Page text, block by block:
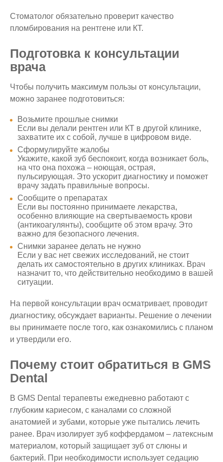
Стоматолог обязательно проверит качество
пломбирования на рентгене или КТ.
Подготовка к консультации
врача
Чтобы получить максимум пользы от консультации,
можно заранее подготовиться:
Возьмите прошлые снимки
Если вы делали рентген или КТ в другой клинике,
захватите их с собой, лучше в цифровом виде.
Сформулируйте жалобы
Укажите, какой зуб беспокоит, когда возникает боль,
на что она похожа – ноющая, острая,
пульсирующая. Это ускорит диагностику и поможет
врачу задать правильные вопросы.
Сообщите о препаратах
Если вы постоянно принимаете лекарства,
особенно влияющие на свертываемость крови
(антикоагулянты), сообщите об этом врачу. Это
важно для безопасного лечения.
Снимки заранее делать не нужно
Если у вас нет свежих исследований, не стоит
делать их самостоятельно в других клиниках. Врач
назначит то, что действительно необходимо в вашей
ситуации.
На первой консультации врач осматривает, проводит
диагностику, обсуждает варианты. Решение о лечении
вы принимаете после того, как ознакомились с планом
и утвердили его.
Почему стоит обратиться в GMS
Dental
В GMS Dental терапевты ежедневно работают с
глубоким кариесом, с каналами со сложной
анатомией и зубами, которые уже пытались лечить
ранее. Врач изолирует зуб коффердамом – латексным
материалом, который защищает зуб от слюны и
бактерий. При необходимости использует седацию